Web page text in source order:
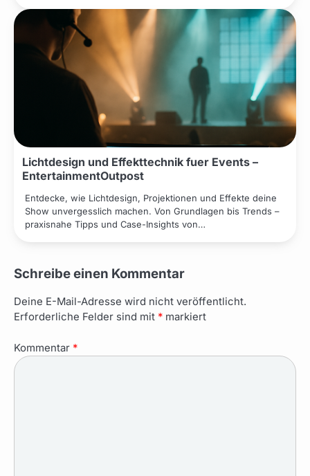
Lichtdesign und Effekttechnik fuer Events –
EntertainmentOutpost
Entdecke, wie Lichtdesign, Projektionen und Effekte deine
Show unvergesslich machen. Von Grundlagen bis Trends –
praxisnahe Tipps und Case-Insights von…
Schreibe einen Kommentar
Deine E-Mail-Adresse wird nicht veröffentlicht.
Erforderliche Felder sind mit * markiert
Kommentar *